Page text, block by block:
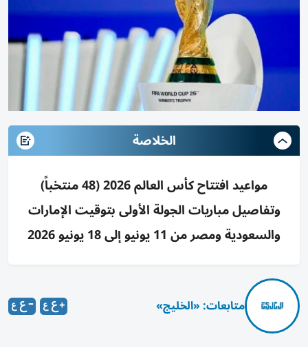
الخلاصة
مواعيد افتتاح كأس العالم 2026 (48 منتخباً)
وتفاصيل مباريات الجولة الأولى بتوقيت الإمارات
والسعودية ومصر من 11 يونيو إلى 18 يونيو 2026
متابعات: «الخليج»